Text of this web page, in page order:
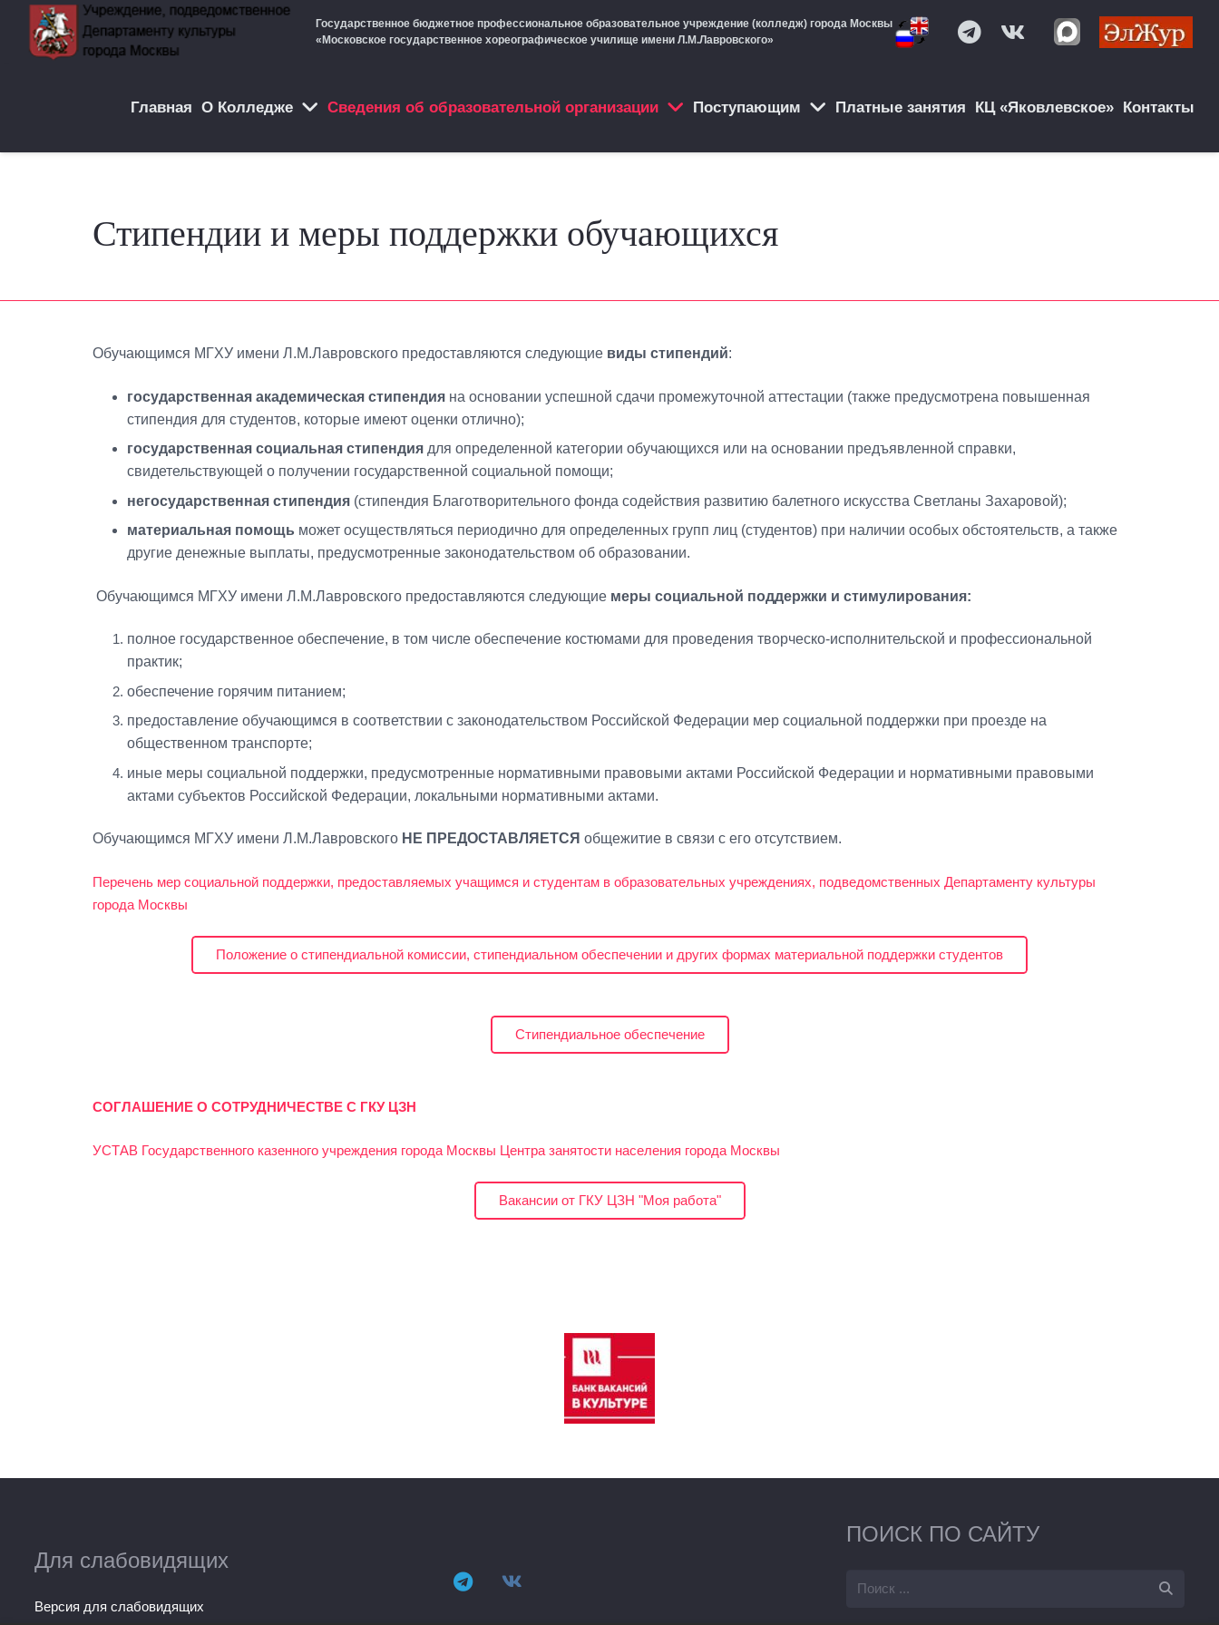
Государственное бюджетное профессиональное образовательное учреждение (колледж) города Москвы
«Московское государственное хореографическое училище имени Л.М.Лавровского»
Главная О Колледже Cведения об образовательной организации Поступающим Платные занятия КЦ «Яковлевское» Контакты
Стипендии и меры поддержки обучающихся
Обучающимся МГХУ имени Л.М.Лавровского предоставляются следующие виды стипендий:
государственная академическая стипендияна основании успешной сдачи промежуточной аттестации (также предусмотрена повышенная
стипендия для студентов, которые имеют оценки отлично);
государственная социальная стипендиядля определенной категории обучающихся или на основании предъявленной справки,
свидетельствующей о получении государственной социальной помощи;
негосударственная стипендия(стипендия Благотворительного фонда содействия развитию балетного искусства Светланы Захаровой);
материальная помощь может осуществляться периодично для определенных групп лиц (студентов) при наличии особых обстоятельств, а также
другие денежные выплаты, предусмотренные законодательством об образовании.
Обучающимся МГХУ имени Л.М.Лавровского предоставляются следующие меры социальной поддержки и стимулирования:
полное государственное обеспечение, в том числе обеспечение костюмами для проведения творческо-исполнительской и профессиональной
практик;
обеспечение горячим питанием;
предоставление обучающимся в соответствии с законодательством Российской Федерации мер социальной поддержки при проезде на
общественном транспорте;
иные меры социальной поддержки, предусмотренные нормативными правовыми актами Российской Федерации и нормативными правовыми
актами субъектов Российской Федерации, локальными нормативными актами.
Обучающимся МГХУ имени Л.М.Лавровского НЕ ПРЕДОСТАВЛЯЕТСЯ общежитие в связи с его отсутствием.
Перечень мер социальной поддержки, предоставляемых учащимся и студентам в образовательных учреждениях, подведомственных Департаменту культуры
города Москвы
Положение о стипендиальной комиссии, стипендиальном обеспечении и других формах материальной поддержки студентов
Стипендиальное обеспечение
СОГЛАШЕНИЕ О СОТРУДНИЧЕСТВЕ С ГКУ ЦЗН
УСТАВ Государственного казенного учреждения города Москвы Центра занятости населения города Москвы
Вакансии от ГКУ ЦЗН "Моя работа"
Для слабовидящих
Версия для слабовидящих
ПОИСК ПО САЙТУ